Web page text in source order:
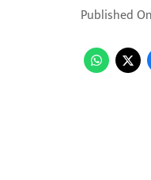
Published On